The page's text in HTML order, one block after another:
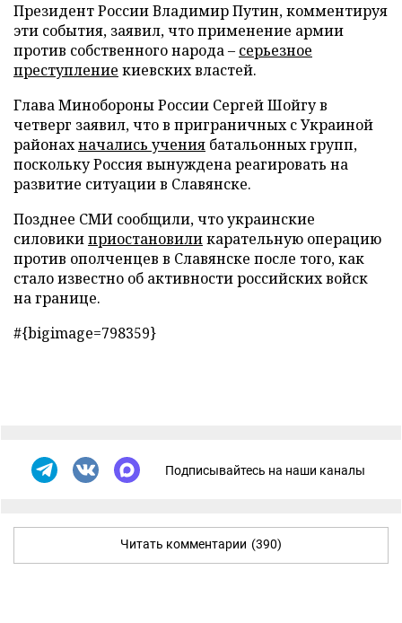
Президент России Владимир Путин, комментируя
эти события, заявил, что применение армии
против собственного народа – серьезное
преступление киевских властей.
Глава Минобороны России Сергей Шойгу в
четверг заявил, что в приграничных с Украиной
районахначались учения батальонных групп,
поскольку Россия вынуждена реагировать на
развитие ситуации в Славянске.
Позднее СМИ сообщили, что украинские
силовикиприостановиликарательную операцию
против ополченцев в Славянске после того, как
стало известно об активности российских войск
на границе.
#{bigimage=798359}
Подписывайтесь на наши каналы
Читать комментарии (390)